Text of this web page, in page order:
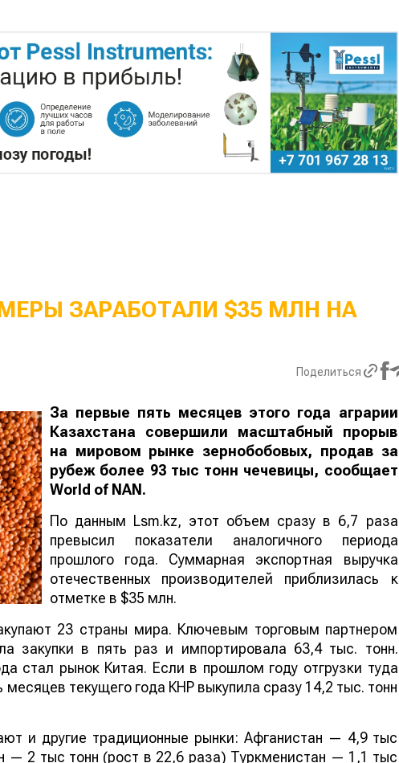
ЗАРАБОТАЛИ $35 МЛН НА
Поделиться
За первые пять месяцев этого года аграрии
Казахстана совершили масштабный прорыв
на мировом рынке зернобобовых, продав за
рубеж более 93 тыс тонн чечевицы, сообщает
World of NAN .
По данным Lsm.kz, этот объем сразу в 6,7 раза
превысил показатели аналогичного периода
прошлого года. Суммарная экспортная выручка
отечественных производителей приблизилась к
отметке в $35 млн.
23 страны мира. Ключевым торговым партнером
закупки в пять раз и импортировала 63,4 тыс. тонн.
стал рынок Китая. Если в прошлом году отгрузки туда
месяцев текущего года КНР выкупила сразу 14,2 тыс. тонн
и другие традиционные рынки: Афганистан — 4,9 тыс
— 2 тыс тонн (рост в 22,6 раза) Туркменистан — 1,1 тыс